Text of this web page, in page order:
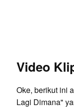
Video
Oke, berikut ini
Lagi Dimana"